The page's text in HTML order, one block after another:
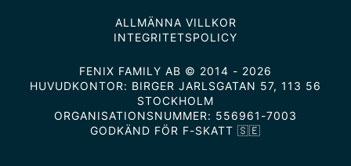
ALLMÄNNA VILLKOR
INTEGRITETSPOLICY
FENIX FAMILY AB © 2014 - 2026
HUVUDKONTOR: BIRGER JARLSGATAN 57, 113 56
STOCKHOLM
ORGANISATIONSNUMMER: 556961-7003
GODKÄND FÖR F-SKATT 🇸🇪